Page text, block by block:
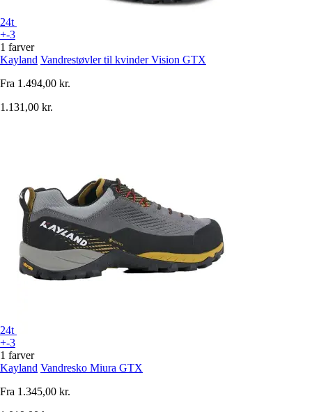
24t
+-3
1 farver
Kayland Vandrestøvler til kvinder Vision GTX
Fra 1.494,00 kr.
1.131,00 kr.
24t
+-3
1 farver
Kayland Vandresko Miura GTX
Fra 1.345,00 kr.